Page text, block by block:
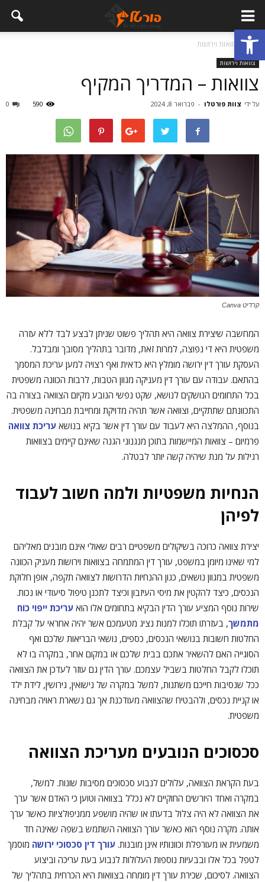
פתח סרגל נגישות
בית צוואות וירושות
צוואות וירושות
צוואות – המדריך המקיף
על ידי צוות פורטלו - פברואר 8, 2024 0 590
קרדיט Canva
המחשבה שיצירת צוואה היא תהליך פשוט שניתן לבצע לבד ללא עזרה
משפטית היא די נפוצה, למרות זאת, מדובר בתהליך מסובך ומבלבל.
העסקת עורך דין ירושה מומלץ היא כדאית ואף רצויה למען עריכת המסמך
בהתאם. עבודה עם עורך דין מעניקה מגוון הטבות, לרבות הכוונה משפטית
בכל התחומים הנושקים לנושא, שקט נפשי הנובע מקיום הצוואה בצורה בה
התכוונתם שתתקיים, וצוואה אשר תהיה מדויקת ומחייבת מבחינה משפטית.
בנוסף, ההמלצה היא לעבוד עם עורך דין אשר בקיא בנושא עריכת צוואה
פרמיום – צוואות המיישמות בתוכן מנגנוני הגנה שאינם קיימים בצוואות
רגילות על מנת שיהיה קשה יותר לבטלה.
הנחיות משפטיות ולמה חשוב לעבוד
לפיהן
יצירת צוואה כרוכה בשיקולים משפטיים רבים שאולי אינם מובנים מאליהם
למי שאינו מיומן במשפט, עורך דין המתמחה בצוואות וירושות מעניק הכוונה
משפטית במגוון נושאים, כגון ההנחיות הדרושות לצוואה תקפה, אופן חלוקת
הנכסים, כיצד להקטין את מיסי העיזבון וכיצד לתכנן טיפול סיעודי או נכות.
שירות נוסף המציע עורך הדין הבקיא בתחומים אלו הוא עריכת ייפוי כוח
מתמשך, בעזרתו תוכלו למנות נציג מטעמכם אשר יהיה אחראי על קבלת
החלטות חשובות בנושאי הנכסים, כספים, נושאי הבריאות שלכם ואף
הסוגייה האם להשאיר אתכם בבית שלכם או במקום אחר, במקרה בו לא
תוכלו לקבל החלטות בשביל עצמכם. עורך הדין גם עוזר לעדכן את הצוואה
ככל שנסיבות חייכם משתנות, למשל במקרה של נישואין, גירושין, לידת ילד
או קניית נכסים, ולהבטיח שהצוואה מעודכנת אך גם נשארת ראויה מבחינה
משפטית.
סכסוכים הנובעים מעריכת הצוואה
בעת הקראת הצוואה, עלולים לנבוע סכסוכים מסיבות שונות. למשל,
במקרה ואחד היורשים החוקיים לא נכלל בצוואה וטוען כי האדם אשר ערך
את הצוואה לא היה צלול בדעתו או שהיה מושפע ממניפולציות כאשר ערך
אותה. מקרה נוסף הוא כאשר עורך הצוואה השתמש בשפה שאינה חד
משמעית או מעורפלת וכוונותיו אינן מובנות. עורך דין סכסוכי ירושה מוסמך
לטפל בכל אלו ובבעיות נוספות העלולות לנבוע בעת עריכה וביצוע
הצוואה. לסיכום, שכירת עורך דין מומחה בצוואות היא הכרחית בתהליך של